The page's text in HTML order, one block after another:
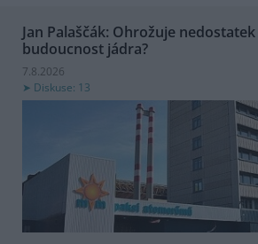
Jan Palaščák: Ohrožuje
budoucnost jádra?
7.8.2026
Diskuse: 13